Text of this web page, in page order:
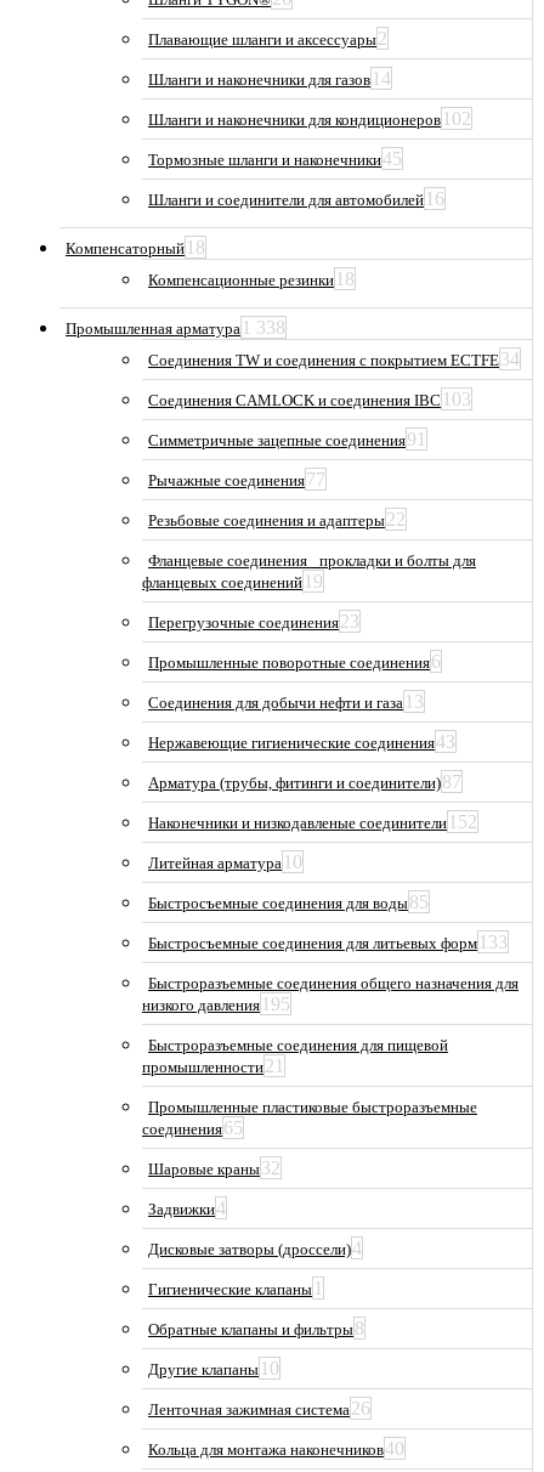
Плавающие шланги и аксессуары2
Шланги и наконечники для газов 14
Шланги и наконечники для кондиционеров 102
Тормозные шланги и наконечники45
Шланги и соединители для автомобилей 16
Компенсаторный 18
Компенсационные резинки 18
Промышленная арматура 1 338
Соединения TW и соединения с покрытием ECTFE34
Соединения CAMLOCK и соединения IBC 103
Симметричные зацепные соединения91
Рычажные соединения77
Резьбовые соединения и адаптеры22
Фланцевые соединения_ прокладки и болты для
фланцевых соединений 19
Перегрузочные соединения23
Промышленные поворотные соединения6
Соединения для добычи нефти и газа 13
Нержавеющие гигиенические соединения43
Арматура (трубы, фитинги и соединители)87
Наконечники и низкодавленые соединители 152
Литейная арматура 10
Быстросъемные соединения для воды85
Быстросъемные соединения для литьевых форм 133
Быстроразъемные соединения общего назначения для
низкого давления 195
Быстроразъемные соединения для пищевой
промышленности21
Промышленные пластиковые быстроразъемные
соединения65
Шаровые краны32
Задвижки4
Дисковые затворы (дроссели)4
Гигиенические клапаны 1
Обратные клапаны и фильтры8
Другие клапаны 10
Ленточная зажимная система26
Кольца для монтажа наконечников40